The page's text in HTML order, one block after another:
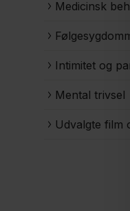
Medicinsk
Intimitet og
Mental trivsel
Udvalgte film